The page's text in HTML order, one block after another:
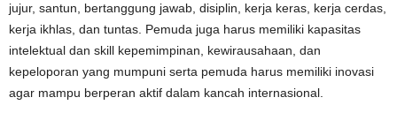
jujur, santun, bertanggung jawab, disiplin, kerja keras, kerja cerdas,
kerja ikhlas, dan tuntas. Pemuda juga harus memiliki kapasitas
intelektual dan skill kepemimpinan, kewirausahaan, dan
kepeloporan yang mumpuni serta pemuda harus memiliki inovasi
agar mampu berperan aktif dalam kancah internasional.